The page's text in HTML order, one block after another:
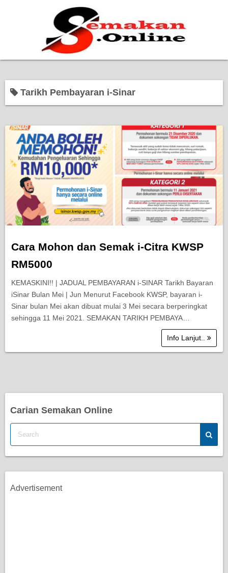
Bantuan Kerajaan
Pendidikan
Kerja Kosong Terkini
Tarikh Pembayaran i-Sinar
Cara Mohon dan Semak i-Citra KWSP
RM5000
KEMASKINI!! | JADUAL PEMBAYARAN i-SINAR Tarikh Bayaran
iSinar Bulan Mei | Jun Menurut Facebook KWSP, bayaran i-
Sinar bulan Mei akan dibuat mulai 3 Mei secara berperingkat
sehingga 11 Mei 2021. SEMAKAN TARIKH PEMBAYA…
Info Lanjut..
Carian Semakan Online
Advertisement